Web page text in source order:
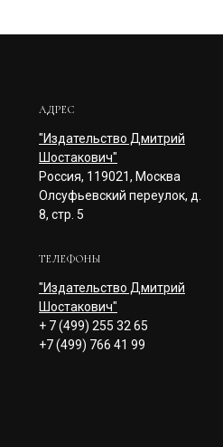
АДРЕС
"Издательство Дмитрий
Шостакович"
Россия, 119021, Москва
Олсуфьевский переулок, д.
8, стр. 5
ТЕЛЕФОНЫ
"Издательство Дмитрий
Шостакович"
+ 7 (499) 255 32 65
+7 (499) 766 41 99